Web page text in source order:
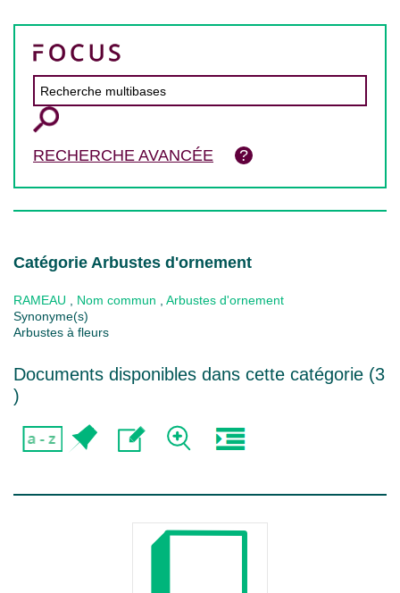
RECHERCHE AVANCÉE
Catégorie Arbustes d'ornement
RAMEAU Nom commun
Arbustes d'ornement
Synonyme(s)
Arbustes à fleurs
Documents disponibles dans cette catégorie (3
)